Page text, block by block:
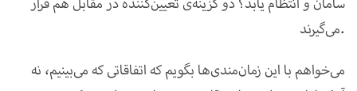
سامان و انتظام یابد؟ دو گزینه‌ی تعیین‌کننده در مقابل هم قرار
می‌گیرند.
می‌خواهم با این زمان‌مندی‌ها بگویم که اتفاقاتی که می‌بینیم، نه